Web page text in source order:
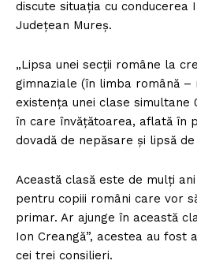
discute situaţia cu conducerea
Judeţean Mureş.
„Lipsa unei secții române la
gimnaziale (în limba română –
existența unei clase simultane
în care învățătoarea, aflată în
dovadă de nepăsare și lipsă
Această clasă este de mulți
pentru copiii români care vor
primar. Ar ajunge în această
Ion Creangă”, acestea au fost
cei trei consilieri.